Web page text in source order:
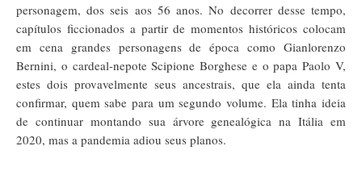
personagem, dos seis aos 56 anos. No decorrer desse tempo,
capítulos ficcionados a partir de momentos históricos colocam
em cena grandes personagens de época como Gianlorenzo
Bernini, o cardeal-nepote Scipione Borghese e o papa Paolo V,
estes dois provavelmente seus ancestrais, que ela ainda tenta
confirmar, quem sabe para um segundo volume. Ela tinha ideia
de continuar montando sua árvore genealógica na Itália em
2020, mas a pandemia adiou seus planos.